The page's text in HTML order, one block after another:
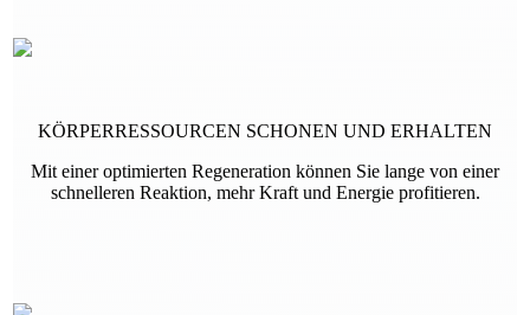
KÖRPERRESSOURCEN SCHONEN UND ERHALTEN
Mit einer optimierten Regeneration können Sie lange von einer
schnelleren Reaktion, mehr Kraft und Energie profitieren.